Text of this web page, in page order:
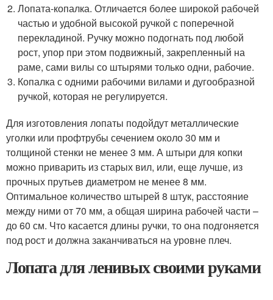
Лопата-копалка. Отличается более широкой рабочей
частью и удобной высокой ручкой с поперечной
перекладиной. Ручку можно подогнать под любой
рост, упор при этом подвижный, закрепленный на
раме, сами вилы со штырями только одни, рабочие.
Копалка с одними рабочими вилами и дугообразной
ручкой, которая не регулируется.
Для изготовления лопаты подойдут металлические
уголки или профтрубы сечением около 30 мм и
толщиной стенки не менее 3 мм. А штыри для копки
можно приварить из старых вил, или, еще лучше, из
прочных прутьев диаметром не менее 8 мм.
Оптимальное количество штырей 8 штук, расстояние
между ними от 70 мм, а общая ширина рабочей части –
до 60 см. Что касается длины ручки, то она подгоняется
под рост и должна заканчиваться на уровне плеч.
Лопата для ленивых своими руками